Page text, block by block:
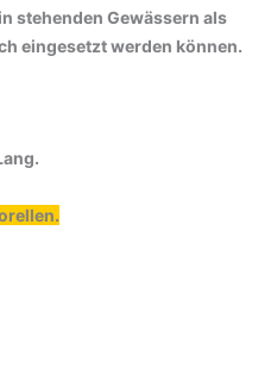
stehenden Gewässern als
eingesetzt werden können.